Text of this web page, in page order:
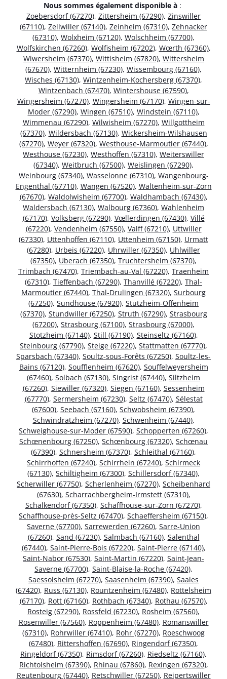
Nous sommes également disponible à :
Zoebersdorf (67270), Zittersheim (67290), Zinswiller
(67110), Zellwiller (67140), Zeinheim (67310), Zehnacker
(67310), Wolxheim (67120), Wolschheim (67700),
Wolfskirchen (67260), Wolfisheim (67202), Wœrth (67360),
Wiwersheim (67370), Wittisheim (67820), Wittersheim
(67670), Witternheim (67230), Wissembourg (67160),
Wisches (67130), Wintzenheim-Kochersberg (67370),
Wintzenbach (67470), Wintershouse (67590),
Wingersheim (67270), Wingersheim (67170), Wingen-sur-
Moder (67290), Wingen (67510), Windstein (67110),
Wimmenau (67290), Wilwisheim (67270), Willgottheim
(67370), Wildersbach (67130), Wickersheim-Wilshausen
(67270), Weyer (67320), Westhouse-Marmoutier (67440),
Westhouse (67230), Westhoffen (67310), Weiterswiller
(67340), Weitbruch (67500), Weislingen (67290),
Weinbourg (67340), Wasselonne (67310), Wangenbourg-
Engenthal (67710), Wangen (67520), Waltenheim-sur-Zorn
(67670), Waldolwisheim (67700), Waldhambach (67430),
Waldersbach (67130), Walbourg (67360), Wahlenheim
(67170), Volksberg (67290), Vœllerdingen (67430), Villé
(67220), Vendenheim (67550), Valff (67210), Uttwiller
(67330), Uttenhoffen (67110), Uttenheim (67150), Urmatt
(67280), Urbeis (67220), Uhrwiller (67350), Uhlwiller
(67350), Uberach (67350), Truchtersheim (67370),
Trimbach (67470), Triembach-au-Val (67220), Traenheim
(67310), Tieffenbach (67290), Thanvillé (67220), Thal-
Marmoutier (67440), Thal-Drulingen (67320), Surbourg
(67250), Sundhouse (67920), Stutzheim-Offenheim
(67370), Stundwiller (67250), Struth (67290), Strasbourg
(67200), Strasbourg (67100), Strasbourg (67000),
Stotzheim (67140), Still (67190), Steinseltz (67160),
Steinbourg (67790), Steige (67220), Stattmatten (67770),
Sparsbach (67340), Soultz-sous-Forêts (67250), Soultz-les-
Bains (67120), Soufflenheim (67620), Souffelweyersheim
(67460), Solbach (67130), Singrist (67440), Siltzheim
(67260), Siewiller (67320), Siegen (67160), Sessenheim
(67770), Sermersheim (67230), Seltz (67470), Sélestat
(67600), Seebach (67160), Schwobsheim (67390),
Schwindratzheim (67270), Schwenheim (67440),
Schweighouse-sur-Moder (67590), Schopperten (67260),
Schœnenbourg (67250), Schœnbourg (67320), Schœnau
(67390), Schnersheim (67370), Schleithal (67160),
Schirrhoffen (67240), Schirrhein (67240), Schirmeck
(67130), Schiltigheim (67300), Schillersdorf (67340),
Scherwiller (67750), Scherlenheim (67270), Scheibenhard
(67630), Scharrachbergheim-Irmstett (67310),
Schalkendorf (67350), Schaffhouse-sur-Zorn (67270),
Schaffhouse-près-Seltz (67470), Schaeffersheim (67150),
Saverne (67700), Sarrewerden (67260), Sarre-Union
(67260), Sand (67230), Salmbach (67160), Salenthal
(67440), Saint-Pierre-Bois (67220), Saint-Pierre (67140),
Saint-Nabor (67530), Saint-Martin (67220), Saint-Jean-
Saverne (67700), Saint-Blaise-la-Roche (67420),
Saessolsheim (67270), Saasenheim (67390), Saales
(67420), Russ (67130), Rountzenheim (67480), Rottelsheim
(67170), Rott (67160), Rothbach (67340), Rothau (67570),
Rosteig (67290), Rossfeld (67230), Rosheim (67560),
Rosenwiller (67560), Roppenheim (67480), Romanswiller
(67310), Rohrwiller (67410), Rohr (67270), Roeschwoog
(67480), Rittershoffen (67690), Ringendorf (67350),
Ringeldorf (67350), Rimsdorf (67260), Riedseltz (67160),
Richtolsheim (67390), Rhinau (67860), Rexingen (67320),
Reutenbourg (67440), Retschwiller (67250), Reipertswiller